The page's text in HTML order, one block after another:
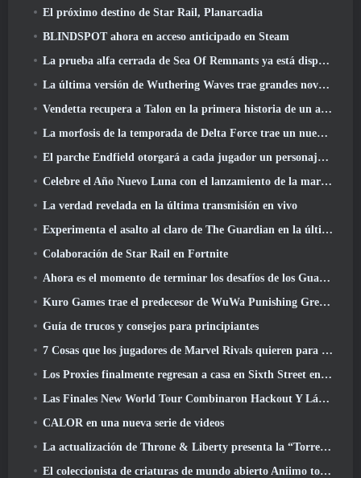
El próximo destino de Star Rail, Planarcadia
BLINDSPOT ahora en acceso anticipado en Steam
La prueba alfa cerrada de Sea Of Remnants ya está disponible
La última versión de Wuthering Waves trae grandes novedades y cambios en la calidad de vida
Vendetta recupera a Talon en la primera historia de un año de duración en Overwatch (Sin "2", Blizzard está dejando eso)
La morfosis de la temporada de Delta Force trae un nuevo mapa, Modos, Y mejoras solicitadas por los jugadores
El parche Endfield otorgará a cada jugador un personaje gratuito de seis estrellas de su elección
Celebre el Año Nuevo Luna con el lanzamiento de la maravilla invernal de Palia: Actualización de Año Nuevo de Riffrocin
La verdad revelada en la última transmisión en vivo
Experimenta el asalto al claro de The Guardian en la última actualización de Guild Wars 2 que comienza hoy
Colaboración de Star Rail en Fortnite
Ahora es el momento de terminar los desafíos de los Guardianes de la Llama en Path Of Exile durante Legacy Of Phrecia
Kuro Games trae el predecesor de WuWa Punishing Grey Raven a Steam
Guía de trucos y consejos para principiantes
7 Cosas que los jugadores de Marvel Rivals quieren para el juego 2026
Los Proxies finalmente regresan a casa en Sixth Street en la versión de Zenless Zone Zero 2.6 Actualizar
Las Finales New World Tour Combinaron Hackout Y Láseres Orbitales
CALOR en una nueva serie de videos
La actualización de Throne & Liberty presenta la “Torre de la codicia” generada aleatoriamente
El coleccionista de criaturas de mundo abierto Aniimo toca las notas correctas